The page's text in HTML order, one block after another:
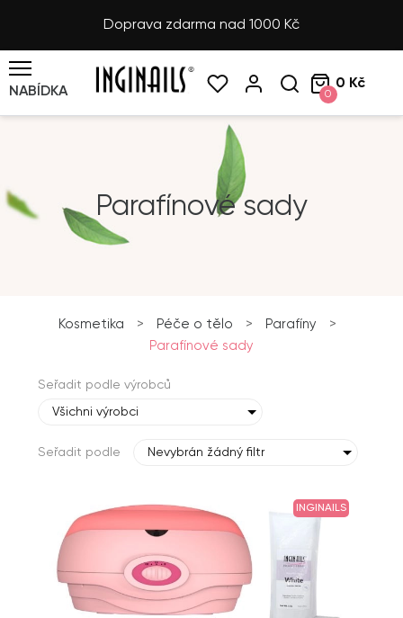
Doprava zdarma nad 1000 Kč
NABÍDKA 0
0 Kč
Parafínové sady
Kosmetika > Péče o tělo > Parafíny
>
Parafínové sady
Seřadit podle výrobců
Všichni výrobci
Seřadit podle Nevybrán žádný filtr
INGINAILS